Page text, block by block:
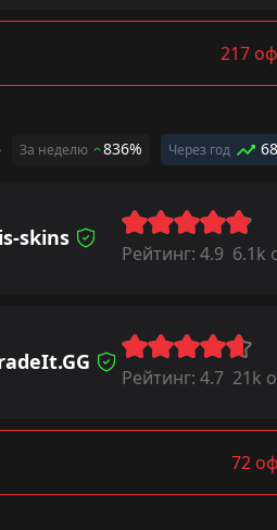
217
За неделю 836% Через год
skins
Рейтинг: 4.9 6.1k
Рейтинг: 4.7 21k
72